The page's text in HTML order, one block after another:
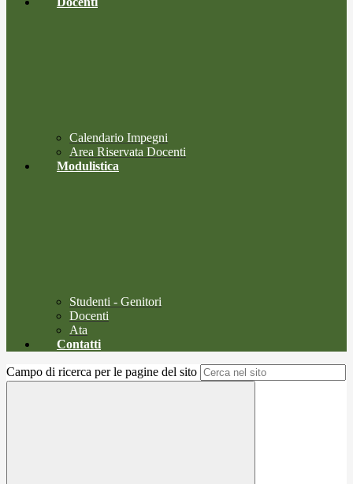
Calendario Impegni
Area Riservata Docenti
Modulistica
Studenti - Genitori
Docenti
Ata
Contatti
Campo di ricerca per le pagine del sito